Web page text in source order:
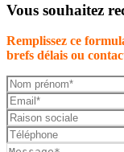
Vous souhaitez
Remplissez ce
brefs délais ou